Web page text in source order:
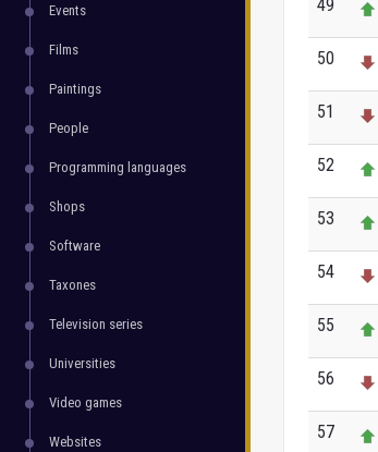
Events
Films
Paintings
People
Programming languages
Shops
Software
Taxones
Television series
Universities
Video games
Websites
49
50
51
52
53
54
55
56
57